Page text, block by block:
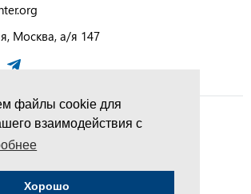
файлы cookie для
взаимодействия с
Хорошо
Москва, а/я 147
| Все права защищены
персональных данных